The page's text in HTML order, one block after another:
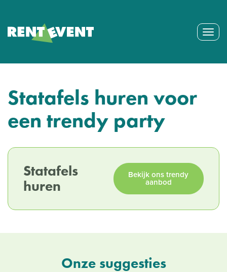
Statafels huren voor
een trendy party
Statafels
huren
Bekijk ons trendy
aanbod
Onze suggesties